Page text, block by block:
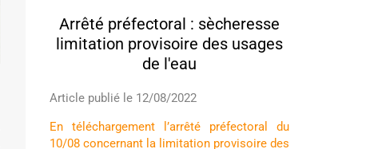
Arrêté préfectoral : sècheresse
limitation provisoire des usages
de l'eau
Article publié le 12/08/2022
En téléchargement l’arrêté préfectoral du
10/08 concernant la limitation provisoire des